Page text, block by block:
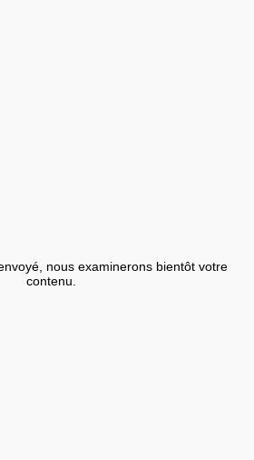
nous examinerons bientôt votre
contenu.